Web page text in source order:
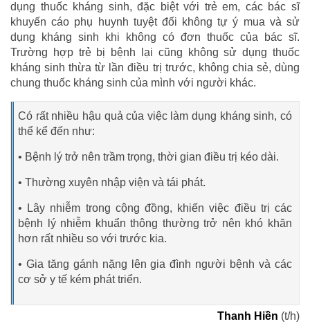
dụng thuốc kháng sinh, đặc biệt với trẻ em, các bác sĩ
khuyến cáo phụ huynh tuyệt đối không tự ý mua và sử
dụng kháng sinh khi không có đơn thuốc của bác sĩ.
Trường hợp trẻ bị bệnh lại cũng không sử dụng thuốc
kháng sinh thừa từ lần điều trị trước, không chia sẻ, dùng
chung thuốc kháng sinh của mình với người khác.
Có rất nhiều hậu quả của việc làm dụng kháng sinh, có
thể kể đến như:
• Bệnh lý trở nên trầm trọng, thời gian điều trị kéo dài.
• Thường xuyên nhập viện và tái phát.
• Lây nhiễm trong cộng đồng, khiến việc điều trị các
bệnh lý nhiễm khuẩn thông thường trở nên khó khăn
hơn rất nhiều so với trước kia.
• Gia tăng gánh nặng lên gia đình người bệnh và các
cơ sở y tế kém phát triển.
Thanh Hiền (t/h)